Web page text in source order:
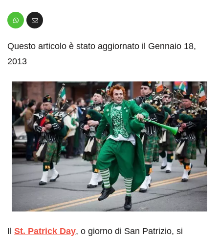
Questo articolo è stato aggiornato il Gennaio 18,
2013
Il St. Patrick Day, o giorno di San Patrizio, si